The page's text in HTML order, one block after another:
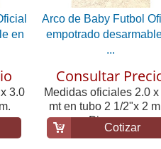
en
3.0
Arco de Baby Futbol
empotrado
...
Consultar
Medidas oficiales 2.0 x
mt en tubo 2 1/2"x 2
Piezas...
Cotizar